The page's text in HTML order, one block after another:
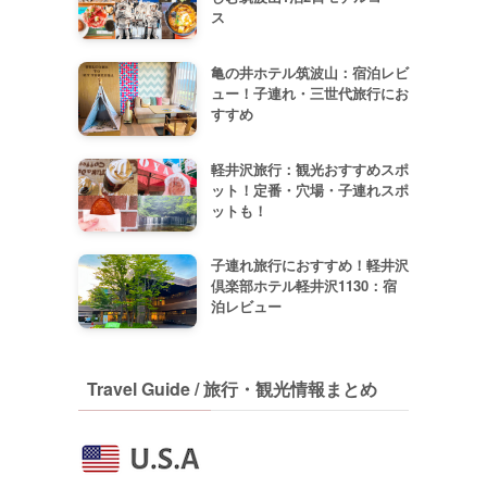
ス
亀の井ホテル筑波山：宿泊レビ
ュー！子連れ・三世代旅行にお
すすめ
軽井沢旅行：観光おすすめスポ
ット！定番・穴場・子連れスポ
ットも！
子連れ旅行におすすめ！軽井沢
倶楽部ホテル軽井沢1130：宿
泊レビュー
Travel Guide / 旅行・観光情報まとめ